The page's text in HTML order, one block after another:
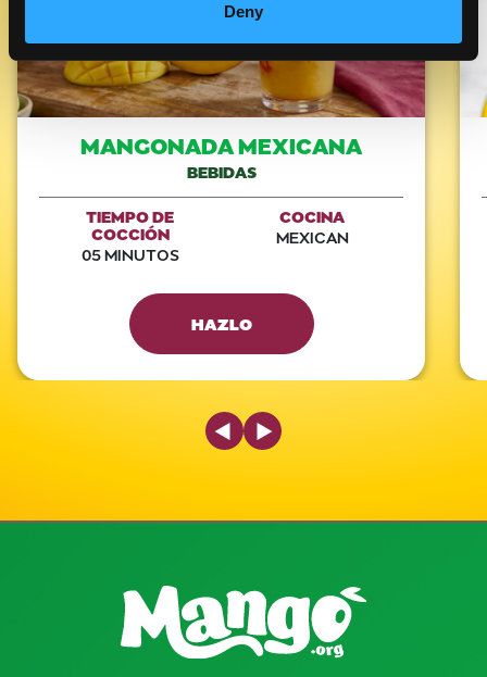
Deny
MANGONADA MEXICANA
BEBIDAS
TIEMPO DE
COCCIÓN
05 MINUTOS
COCINA
MEXICAN
HAZLO
Previous Slide
Next Slide